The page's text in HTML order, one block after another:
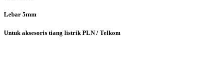
Lebar 5mm
Untuk aksesoris tiang listrik PLN / Telkom